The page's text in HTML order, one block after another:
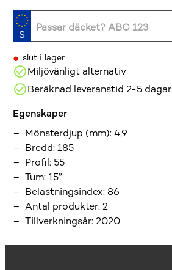
• slut i lager
Miljövänligt alternativ
Beräknad leveranstid 2-5 dagar
Egenskaper
Mönsterdjup (mm):4,9
Bredd:185
Profil: 55
Tum:15”
Belastningsindex: 86
Antal produkter:2
Tillverkningsår:2020